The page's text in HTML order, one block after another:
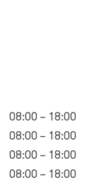
08:00 – 18:00
08:00 – 18:00
08:00 – 18:00
08:00 – 18:00